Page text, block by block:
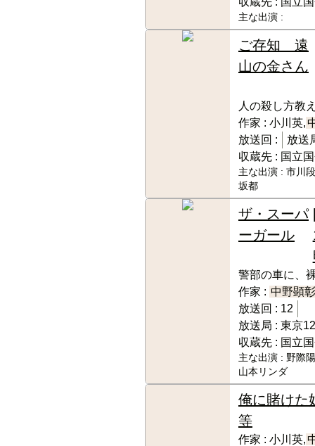
主な出演 :
ご存知 遠
山の金さん
人の殺し方教
作家 : 小川英,
放送回 :
放送
収蔵先 : 国立
主な出演 : 市川
坂都
ザ・スーパ
ーガール
警部の車に、
作家 : 中野顕彰
放送回 : 12
放送局 : 東京
収蔵先 : 国立
主な出演 : 野際
山本リンダ
俺に賭けた
等
作家 : 小川英,